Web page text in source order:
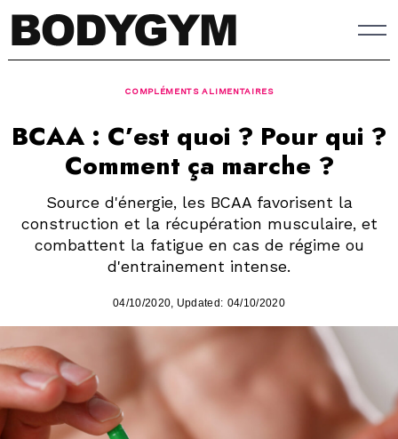
Skip
content
COMPLÉMENTS ALIMENTAIRES
BCAA : C’est quoi ? Pour qui ?
Comment ça marche ?
Source d'énergie, les BCAA favorisent la
construction et la récupération musculaire, et
combattent la fatigue en cas de régime ou
d'entrainement intense.
04/10/2020 , Updated: 04/10/2020